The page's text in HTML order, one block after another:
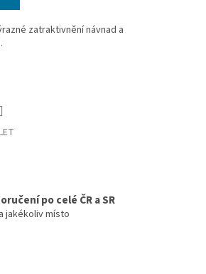
zatraktivnění návnad a
po celé ČR a SR
jakékoliv místo